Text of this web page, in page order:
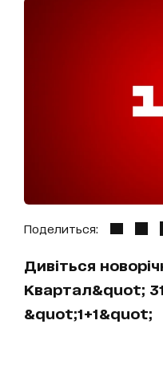
Поделиться:
Дивіться
Квартал&quot;
&quot;1+1&quot;